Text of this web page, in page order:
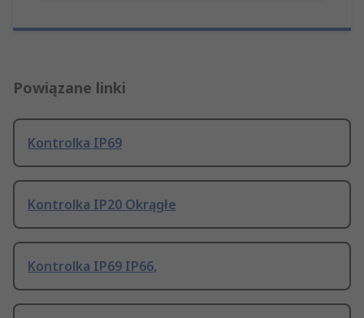
Powiązane linki
Kontrolka IP69
Kontrolka IP20 Okrągłe
Kontrolka IP69 IP66,